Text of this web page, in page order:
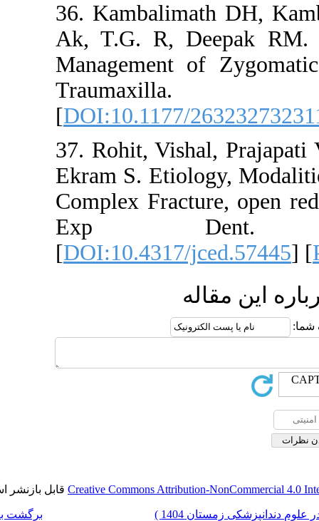
36.
Ak, T.G. R,
[DOI:10.1177/
37. Rohit,
Ekram S.
Complex
Exp
[DOI:10.4317/
Creative Commonsقابل بازنشر است.
برگشت به فهرست نسخه ها